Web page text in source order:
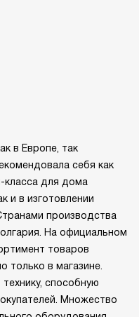
в Европе, так
себя как
класса для дома
и в изготовлении
производства
На официальном
товаров
только в магазине.
способную
Множество